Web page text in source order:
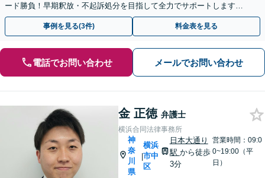
ード勝負！早期釈放・不起訴処分を目指して全力でサポートします。
【スピード対応】
事例を見る(3件) 料金表を見る
電話でお問い合わせ メールでお問い合わせ
金 正徳 弁護士
横浜合同法律事務所
神
奈
川
県
|
横浜
市中
区
日本大通り
駅 から徒歩
3分
営業時間：09:0
0~19:00（平
日）